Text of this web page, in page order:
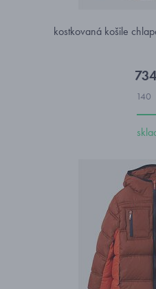
kostkovaná košile
140